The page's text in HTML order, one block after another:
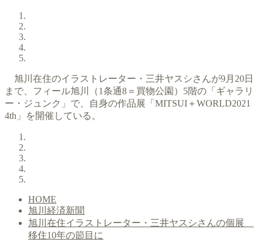
旭川在住のイラストレーター・三井ヤスシさんが9月20日
まで、フィール旭川（1条通8＝買物公園）5階の「ギャラリ
ー・ジュンク」で、自身の作品展「MITSUI＋WORLD2021
4th」を開催している。
HOME
旭川経済新聞
旭川在住イラストレーター・三井ヤスシさんの個展
移住10年の節目に